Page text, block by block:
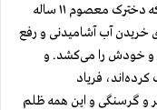
از چند روز زندگی را نمی‌دهد در این شرایط است که دخترک معصوم ۱۱ ساله
خریدن آب آشامیدنی و رفع
خودش را می‌کشد. و
فریاد
و گرسنگی و این همه ظلم